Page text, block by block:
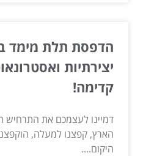
הדפסת תלת מימד
יצירתיות
קדימה!
דמיינו לעצמכם את התרחיש
הארץ, קפצנו למעלה,
היקום....